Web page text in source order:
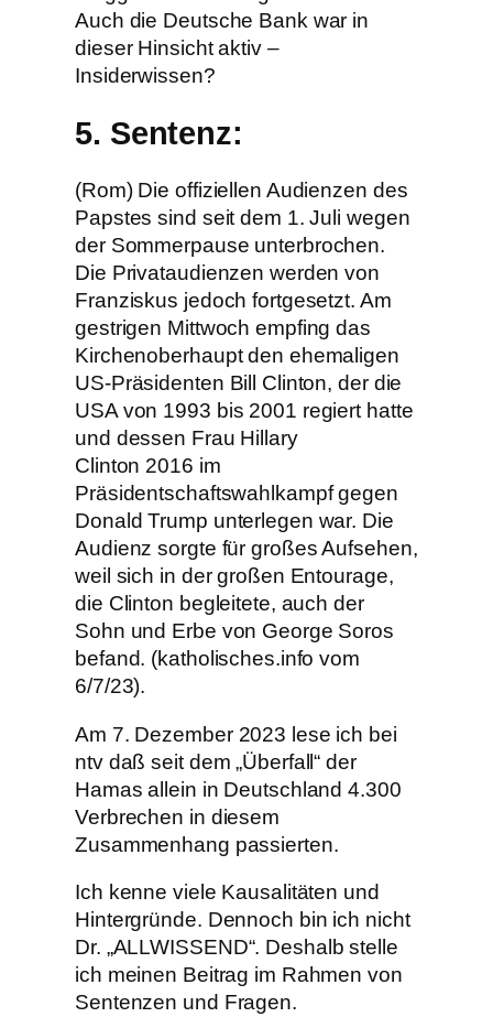
Auch die Deutsche Bank war in
dieser Hinsicht aktiv –
Insiderwissen?
5. Sentenz:
(Rom) Die offiziellen Audienzen des
Papstes sind seit dem 1. Juli wegen
der Sommerpause unterbrochen.
Die Privataudienzen werden von
Franziskus jedoch fortgesetzt. Am
gestrigen Mittwoch empfing das
Kirchenoberhaupt den ehemaligen
US-Präsidenten Bill Clinton, der die
USA von 1993 bis 2001 regiert hatte
und dessen Frau Hillary
Clinton 2016 im
Präsidentschaftswahlkampf gegen
Donald Trump unterlegen war. Die
Audienz sorgte für großes Aufsehen,
weil sich in der großen Entourage,
die Clinton begleitete, auch der
Sohn und Erbe von George Soros
befand. (katholisches.info vom
6/7/23).
Am 7. Dezember 2023 lese ich bei
ntv daß seit dem „Überfall“ der
Hamas allein in Deutschland 4.300
Verbrechen in diesem
Zusammenhang passierten.
Ich kenne viele Kausalitäten und
Hintergründe. Dennoch bin ich nicht
Dr. „ALLWISSEND“. Deshalb stelle
ich meinen Beitrag im Rahmen von
Sentenzen und Fragen.